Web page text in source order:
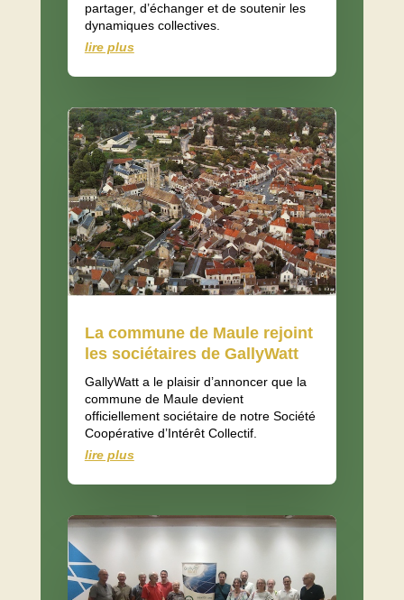
partager, d’échanger et de soutenir les
dynamiques collectives.
lire plus
La commune de Maule rejoint
les sociétaires de GallyWatt
GallyWatt a le plaisir d’annoncer que la
commune de Maule devient
officiellement sociétaire de notre Société
Coopérative d’Intérêt Collectif.
lire plus